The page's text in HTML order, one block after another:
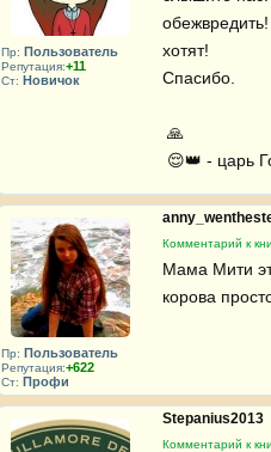
Пр: Пользователь
Репутация:+11
Ст: Новичок
хотят!
Спасибо.
😌👑 - царь
Пр: Пользователь
Репутация:+622
Ст: Профи
Комментарий к
Мама Мити
корова
Stepanius2013
Комментарий к